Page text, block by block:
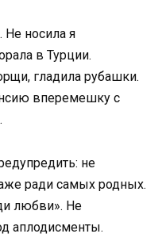
Не носила я
в Турции.
гладила рубашки.
вперемешку с
не
ради самых родных.
любви». Не
аплодисменты.